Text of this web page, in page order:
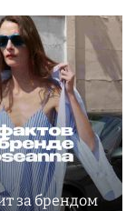
за брендом